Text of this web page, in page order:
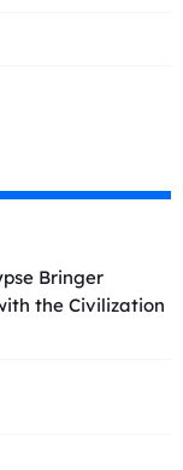
Bringer
the Civilization